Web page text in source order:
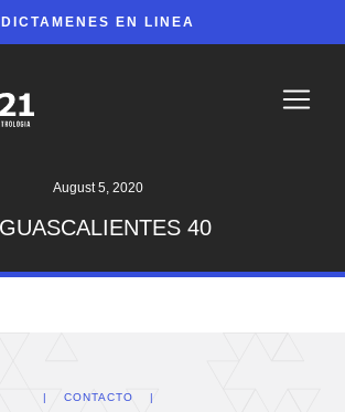
DICTAMENES EN LINEA
August 5, 2020
40
CONTACTO